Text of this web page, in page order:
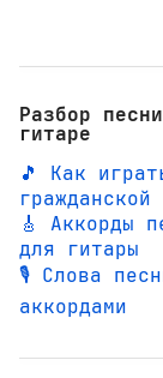
Разбор
гитаре
🎵 Как
гражданской
🎸 Аккорды
для гитары
🎙️ Слова
аккордами